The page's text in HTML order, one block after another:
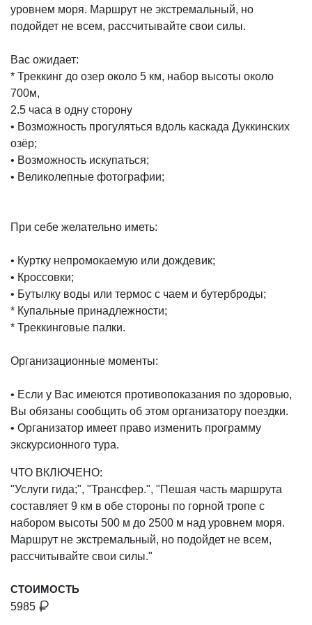
уровнем моря. Маршрут не экстремальный, но
подойдет не всем, рассчитывайте свои силы.
Вас ожидает:
* Треккинг до озер около 5 км, набор высоты около
700м,
2.5 часа в одну сторону
• Возможность прогуляться вдоль каскада Дуккинских
озёр;
• Возможность искупаться;
• Великолепные фотографии;
При себе желательно иметь:
• Куртку непромокаемую или дождевик;
• Кроссовки;
• Бутылку воды или термос с чаем и бутерброды;
* Купальные принадлежности;
* Треккинговые палки.
Организационные моменты:
• Если у Вас имеются противопоказания по здоровью,
Вы обязаны сообщить об этом организатору поездки.
• Организатор имеет право изменить программу
экскурсионного тура.
ЧТО ВКЛЮЧЕНО:
"Услуги гида;", "Трансфер.", "Пешая часть маршрута
составляет 9 км в обе стороны по горной тропе с
набором высоты 500 м до 2500 м над уровнем моря.
Маршрут не экстремальный, но подойдет не всем,
рассчитывайте свои силы."
СТОИМОСТЬ
5985